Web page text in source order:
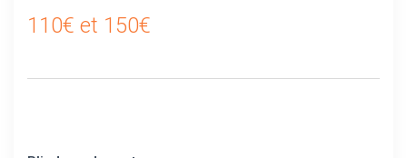
110€ et 150€